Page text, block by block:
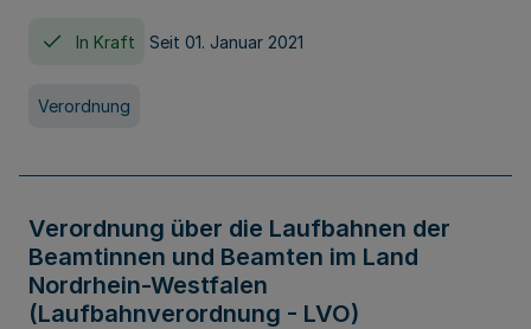
In Kraft Seit 01. Januar 2021
Verordnung
Verordnung über die Laufbahnen der
Beamtinnen und Beamten im Land
Nordrhein-Westfalen
(Laufbahnverordnung - LVO)